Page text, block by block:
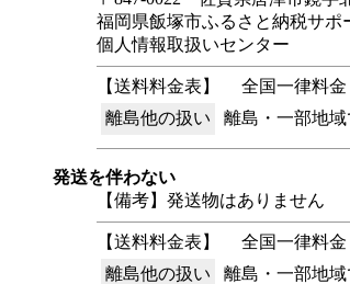
福岡県飯塚市ふるさと納税サポ
個人情報取扱いセンター
【送料料金表】
全国一律料金
離島他の扱い
離島・一部地域
発送を伴わない
【備考】発送物はありません
【送料料金表】
全国一律料金
離島他の扱い
離島・一部地域